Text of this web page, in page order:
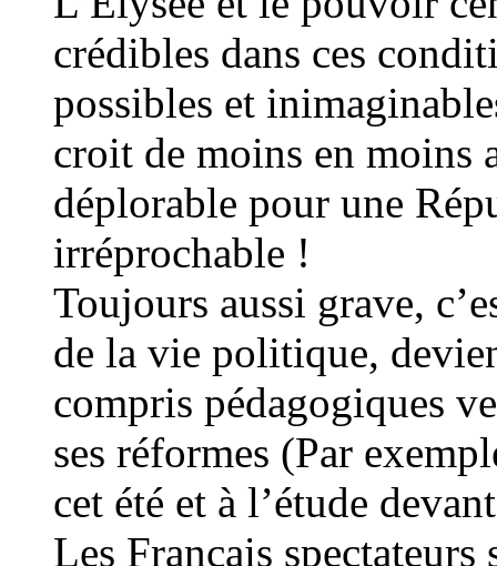
crédibles dans ces
possibles et
croit de moins en moins
déplorable pour une
irréprochable !
Toujours aussi grave,
de la vie politique,
compris pédagogiques
ses réformes (Par
cet été et à l’étude
Les Français